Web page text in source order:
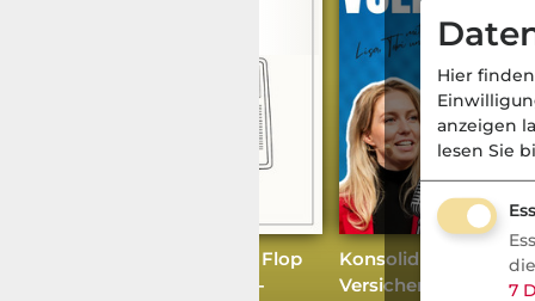
Wenn die Besetzung zum Flop
wird: Was beim Top-Level-
Konsolidierung:
Köpfe /
Hier
anzeigen
lesen Sie
7